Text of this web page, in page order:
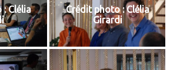
Clélia
Crédit photo : Clélia
Girardi